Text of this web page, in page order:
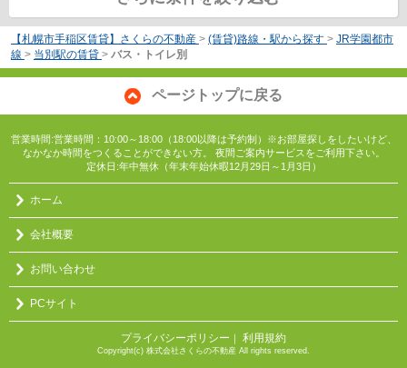
【札幌市手稲区賃貸】さくらの不動産 > (賃貸)路線・駅から探す > JR学園都市
線 > 当別駅の賃貸 > バス・トイレ別
ページトップに戻る
営業時間:営業時間：10:00～18:00（18:00以降は予約制）※お部屋探しをしたいけど、
なかなか時間をつくることができない方。 夜間ご案内サービスをご利用下さい。
定休日:年中無休（年末年始休暇12月29日～1月3日）
ホーム
会社概要
お問い合わせ
PCサイト
プライバシーポリシー ｜ 利用規約
Copyright(c) 株式会社さくらの不動産 All rights reserved.